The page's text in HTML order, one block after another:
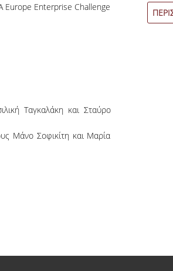
Europe Enterprise Challenge
Ταγκαλάκη και Σταύρο
Μάνο Σοφικίτη και Μαρία